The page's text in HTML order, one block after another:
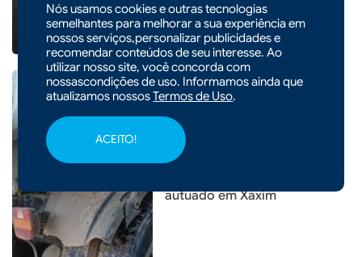
Nós usamos cookies e outras tecnologias
semelhantes para melhorar a sua experiência em
nossos serviços,personalizar publicidades e
recomendar conteúdos de seu interesse. Ao
utilizar nosso site, você concorda com
nossascondições de uso. Informamos ainda que
atualizamos nossosTermos de Uso.
ACEITO! 03/08/2026 - 10h12
Caminhão atinge veículos
autuado em Xaxim